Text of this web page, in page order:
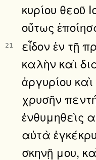
κυρίου θεοῦ
οὕτως
21
εἶδον ἐν τῇ
καλὴν καὶ
ἀργυρίου
χρυσῆν
ἐνθυμηθεὶς
αὐτὰ
σκηνῇ μου,